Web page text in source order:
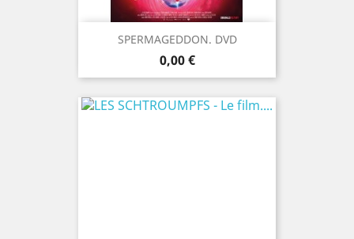
SPERMAGEDDON. DVD
Prix
0,00 €